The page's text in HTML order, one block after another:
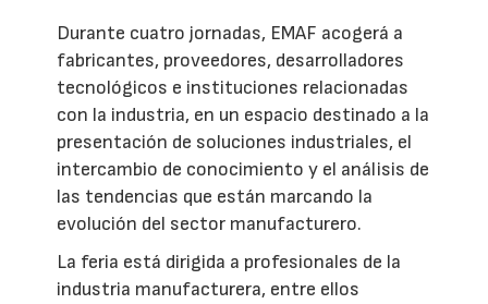
Durante cuatro jornadas, EMAF acogerá a
fabricantes, proveedores, desarrolladores
tecnológicos e instituciones relacionadas
con la industria, en un espacio destinado a la
presentación de soluciones industriales, el
intercambio de conocimiento y el análisis de
las tendencias que están marcando la
evolución del sector manufacturero.
La feria está dirigida a profesionales de la
industria manufacturera, entre ellos